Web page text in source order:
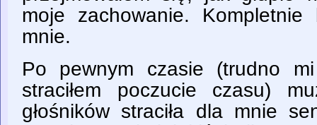
moje zachowanie.
mnie.
Po pewnym czasie (trudno
straciłem poczucie czasu)
głośników straciła dla mnie